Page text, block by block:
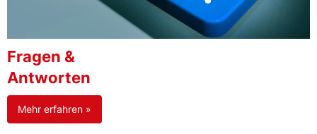
Fragen &
Antworten
Mehr erfahren »